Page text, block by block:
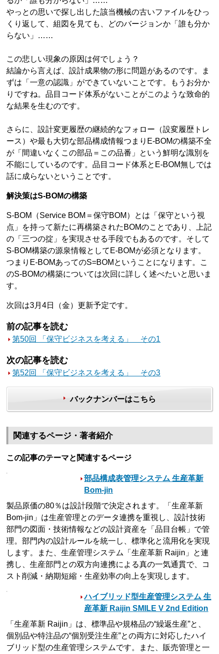
やっとの思いで探し出した該当機械の古いファイルをひっ
くり返して、組図を見ても、どのバージョンか「誰も分か
らない」……
この悲しい現象の原因は何でしょう？
結論から言えば、設計成果物の形に問題があるのです。ま
ずは「一意の認識」ができていないことです。もうお分か
りですね。品目コード体系がないことがこのような致命的
な結果を生むのです。
さらに、設計変更履歴の継続的なフォロー（設変履歴トレ
ース）や最も大切な部品構成情報つまりE-BOMの構築不全
が「間違いなくこの部品＝この品番」という鮮明な識別を
不能にしているのです。品目コード体系とE-BOM無しでは
話に成らないということです。
解決策はS-BOMの構築
S-BOM（Service BOM＝保守BOM）とは「保守という視
点」を持って新たに再構築されたBOMのことであり、上記
の「三つの掟」を実現させる手段でもあるのです。そして
S-BOM構築の源泉情報としてE-BOMが必須となります。
つまりE-BOMあってのS=BOMということになります。こ
のS-BOMの構築については次回に詳しく述べたいと思いま
す。
次回は3月4日（金）更新予定です。
前の記事を読む
第50回 「保守ビジネスを考える」 その1
次の記事を読む
第52回 「保守ビジネスを考える」 その3
バックナンバーはこちら
関連するページ・著者紹介
この記事のテーマと関連するページ
部品構成表管理システム 生産革新
Bom-jin
製品原価の80％は設計段階で決定されます。「生産革新
Bom-jin」は生産管理とのデータ連携を重視し、設計技術
部門の図面・技術情報などの設計資産を「品目台帳」で管
理。部門内の設計ルールを統一し、標準化と流用化を実現
します。また、生産管理システム「生産革新 Raijin」と連
携し、生産部門との双方向連携による真の一気通貫で、コ
スト削減・納期短縮・生産効率の向上を実現します。
ハイブリッド型生産管理システム 生
産革新 Raijin SMILE V 2nd Edition
「生産革新 Raijin」は、標準品や規格品の“繰返生産”と、
個別品や特注品の“個別受注生産”との両方に対応したハイ
ブリッド型の生産管理システムです。また、販売管理と一